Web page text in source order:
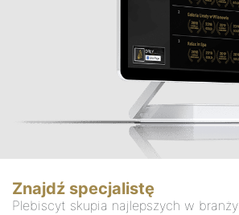
Znajdź specjalistę
Plebiscyt skupia najlepszych w branży